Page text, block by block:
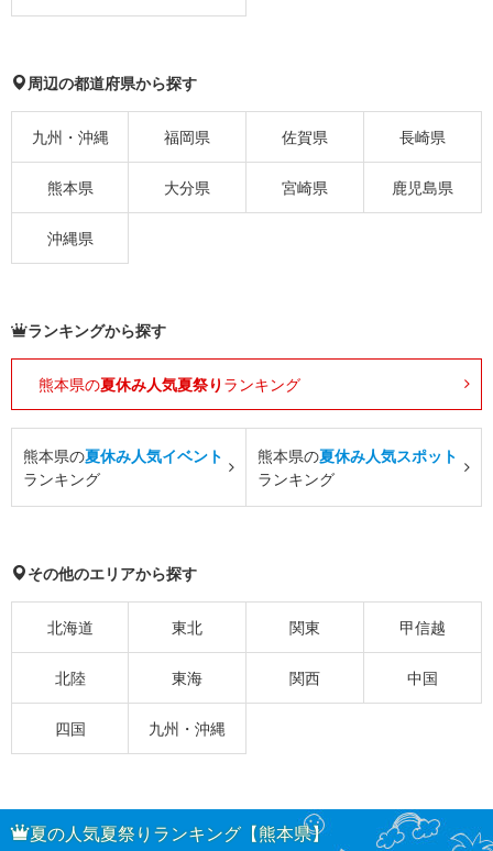
周辺の都道府県から探す
九州・沖縄 福岡県 佐賀県 長崎県
熊本県 大分県 宮崎県 鹿児島県
沖縄県
ランキングから探す
熊本県の夏休み人気夏祭り ランキング
熊本県の夏休み人気イベント
ランキング
熊本県の夏休み人気スポット
ランキング
その他のエリアから探す
北海道 東北 関東 甲信越
北陸 東海 関西 中国
四国 九州・沖縄
夏の人気夏祭りランキング【熊本県】